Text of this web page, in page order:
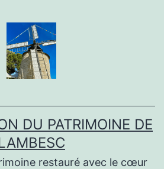
DU PATRIMOINE DE
restauré avec le cœur